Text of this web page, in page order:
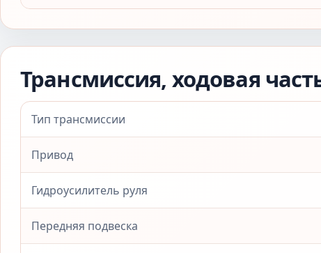
Трансмиссия, ходовая
Тип трансмиссии
Привод
Гидроусилитель руля
Передняя подвеска